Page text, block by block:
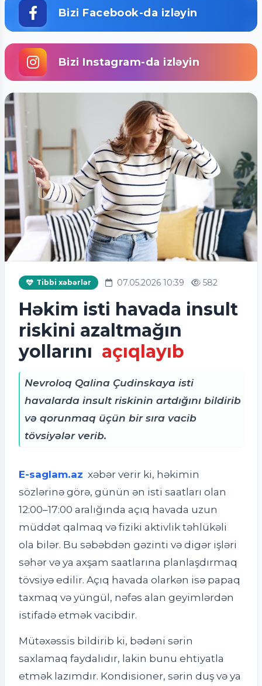
Bizi Facebook-da izləyin
Bizi Instagram-da izləyin
Tibbi xəbərlər 07.05.2026 10:39 582
Həkim isti havada insult
riskini azaltmağın
yollarını açıqlayıb
Nevroloq Qalina Çudinskaya isti
havalarda insult riskinin artdığını bildirib
və qorunmaq üçün bir sıra vacib
tövsiyələr verib.
E-saglam.az xəbər verir ki, həkimin
sözlərinə görə, günün ən isti saatları olan
12:00–17:00 aralığında açıq havada uzun
müddət qalmaq və fiziki aktivlik təhlükəli
ola bilər. Bu səbəbdən gəzinti və digər işləri
səhər və ya axşam saatlarına planlaşdırmaq
tövsiyə edilir. Açıq havada olarkən isə papaq
taxmaq və yüngül, nəfəs alan geyimlərdən
istifadə etmək vacibdir.
Mütəxəssis bildirib ki, bədəni sərin
saxlamaq faydalıdır, lakin bunu ehtiyatla
etmək lazımdır. Kondisioner, sərin duş və ya